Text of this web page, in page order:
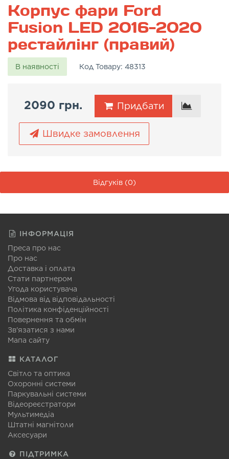
Корпус фари Ford
Fusion LED 2016-2020
рестайлінг (правий)
В наявності Код Товару: 48313
2090 грн. Придбати
Швидке замовлення
Відгуків (0)
ІНФОРМАЦІЯ
Преса про нас
Про нас
Доставка і оплата
Стати партнером
Угода користувача
Відмова від відповідальності
Політика конфіденційності
Повернення та обмін
Зв'язатися з нами
Мапа сайту
КАТАЛОГ
Світло та оптика
Охоронні системи
Паркувальні системи
Відеореєстратори
Мультимедіа
Штатні магнітоли
Аксесуари
ПІДТРИМКА